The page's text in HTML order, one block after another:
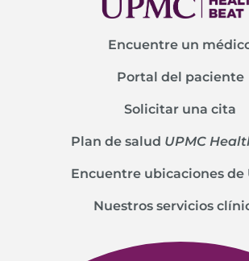
Encuentre un
Portal del paciente
Solicitar una cita
Plan de salud UPMC
Encuentre ubicaciones de
Nuestros servicios